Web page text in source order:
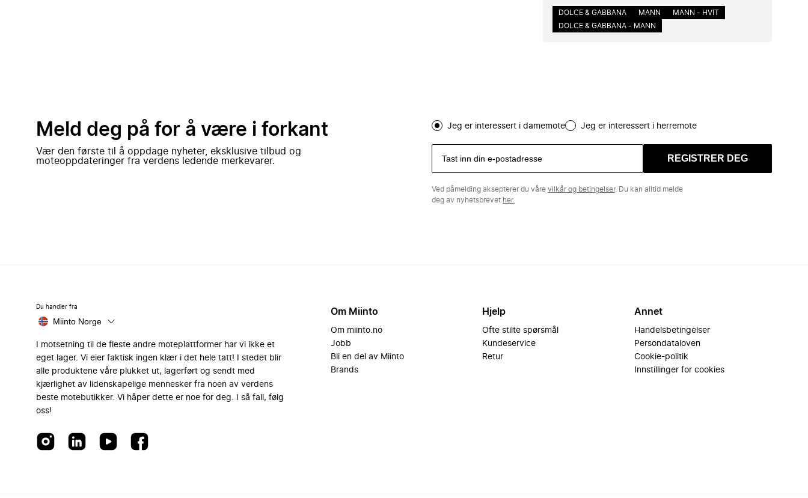
DOLCE & GABBANA MANN
MANN - HVIT
DOLCE & GABBANA - MANN
Meld deg på for å være i forkant
Vær den første til å oppdage nyheter, eksklusive tilbud og
moteoppdateringer fra verdens ledende merkevarer.
Jeg er interessert i damemote Jeg er interessert i herremote
REGISTRER DEG
Ved påmelding aksepterer du våre vilkår og betingelser. Du kan alltid melde
deg av nyhetsbrevet her.
Du handler fra
Miinto Norge
I motsetning til de fleste andre moteplattformer har vi ikke et
eget lager. Vi eier faktisk ingen klær i det hele tatt! I stedet blir
alle produktene våre plukket ut, lagerført og sendt med
kjærlighet av lidenskapelige mennesker fra noen av verdens
beste motebutikker. Vi håper dette er noe for deg. I så fall, følg
oss!
Om Miinto
Om miinto.no
Jobb
Bli en del av Miinto
Brands
Hjelp
Ofte stilte spørsmål
Kundeservice
Retur
Annet
Handelsbetingelser
Persondataloven
Cookie-politik
Innstillinger for cookies